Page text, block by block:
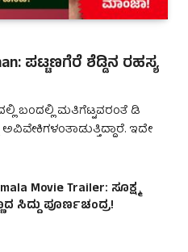
ಪಟ್ಟಣಗೆರೆ ಶೆಡ್ಡಿನ ರಹಸ್ಯ
ಬಂದಲ್ಲಿ ಮತಿಗೆಟ್ಟವರಂತೆ ಡಿ
ಇದೇ
Movie Trailer: ಸೂಕ್ಷ್ಮ
ಸಿದ್ದು ಪೂರ್ಣಚಂದ್ರ!